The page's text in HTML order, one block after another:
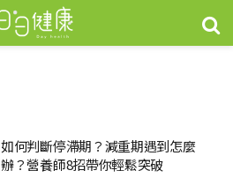
如何判斷停滯期？減重期遇到怎麼
辦？營養師8招帶你輕鬆突破